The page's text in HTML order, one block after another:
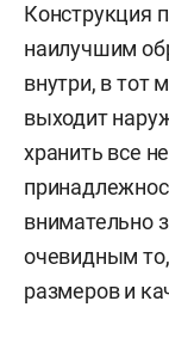
Конструкция
наилучшим
внутри, в тот
выходит
хранить все
внимательно
очевидным
размеров и